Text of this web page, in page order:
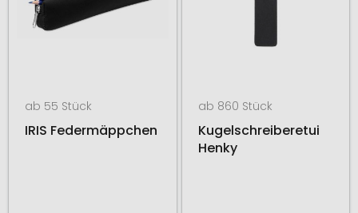
ab 55 Stück
IRIS Federmäppchen
ab 860 Stück
Kugelschreiberetui
Henky